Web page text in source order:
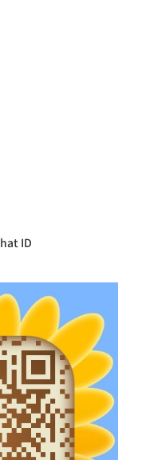
ID